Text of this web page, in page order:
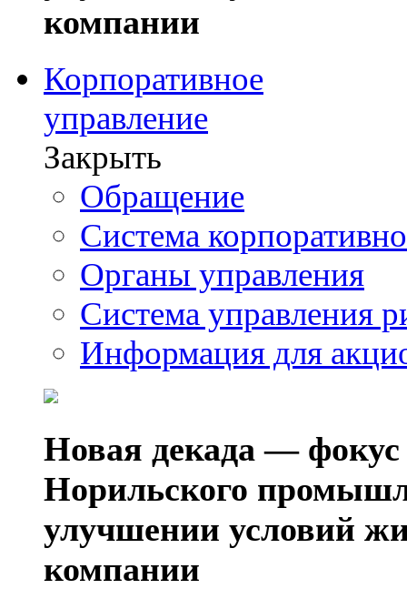
компании
Корпоративное
управление
Закрыть
Обращение
Система
Органы управления
Система управления
Информация для
Новая декада — фокус
Норильского
улучшении условий
компании